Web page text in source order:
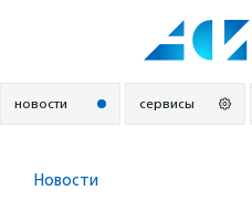
новости сервисы
Новости